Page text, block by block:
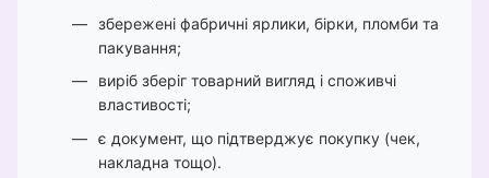
збережені фабричні ярлики, бірки, пломби та
пакування;
виріб зберіг товарний вигляд і споживчі
властивості;
є документ, що підтверджує покупку (чек,
накладна тощо).